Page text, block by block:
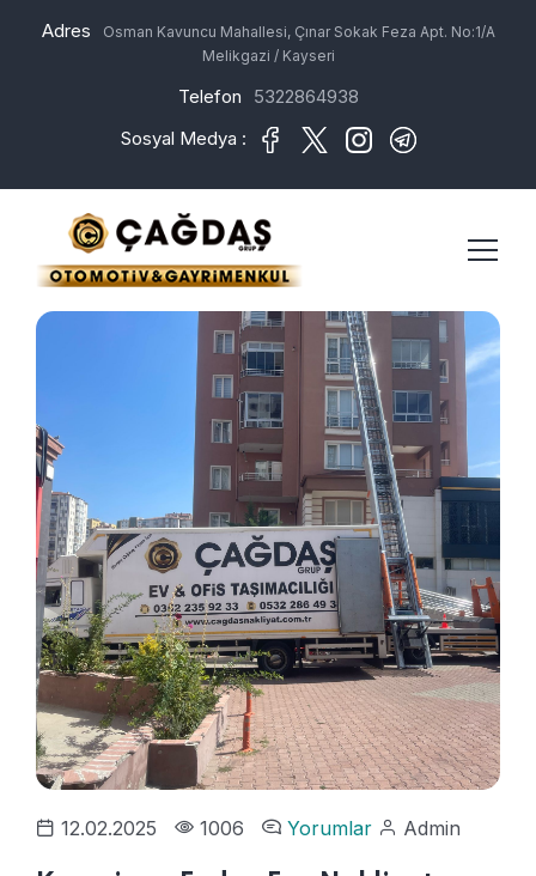
Adres
Osman Kavuncu Mahallesi, Çınar Sokak Feza Apt. No:1/A
Melikgazi / Kayseri
Telefon
5322864938
Sosyal Medya :
12.02.2025 1006 Yorumlar Admin